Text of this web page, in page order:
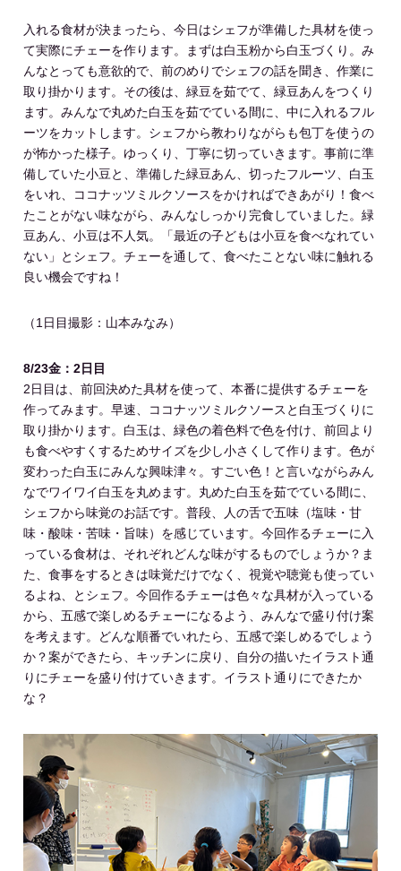
入れる食材が決まったら、今日はシェフが準備した具材を使っ
て実際にチェーを作ります。まずは白玉粉から白玉づくり。み
んなとっても意欲的で、前のめりでシェフの話を聞き、作業に
取り掛かります。その後は、緑豆を茹でて、緑豆あんをつくり
ます。みんなで丸めた白玉を茹でている間に、中に入れるフル
ーツをカットします。シェフから教わりながらも包丁を使うの
が怖かった様子。ゆっくり、丁寧に切っていきます。事前に準
備していた小豆と、準備した緑豆あん、切ったフルーツ、白玉
をいれ、ココナッツミルクソースをかければできあがり！食べ
たことがない味ながら、みんなしっかり完食していました。緑
豆あん、小豆は不人気。「最近の子どもは小豆を食べなれてい
ない」とシェフ。チェーを通して、食べたことない味に触れる
良い機会ですね！
（1日目撮影：山本みなみ）
8/23金：2日目
2日目は、前回決めた具材を使って、本番に提供するチェーを
作ってみます。早速、ココナッツミルクソースと白玉づくりに
取り掛かります。白玉は、緑色の着色料で色を付け、前回より
も食べやすくするためサイズを少し小さくして作ります。色が
変わった白玉にみんな興味津々。すごい色！と言いながらみん
なでワイワイ白玉を丸めます。丸めた白玉を茹でている間に、
シェフから味覚のお話です。普段、人の舌で五味（塩味・甘
味・酸味・苦味・旨味）を感じています。今回作るチェーに入
っている食材は、それぞれどんな味がするものでしょうか？ま
た、食事をするときは味覚だけでなく、視覚や聴覚も使ってい
るよね、とシェフ。今回作るチェーは色々な具材が入っている
から、五感で楽しめるチェーになるよう、みんなで盛り付け案
を考えます。どんな順番でいれたら、五感で楽しめるでしょう
か？案ができたら、キッチンに戻り、自分の描いたイラスト通
りにチェーを盛り付けていきます。イラスト通りにできたか
な？